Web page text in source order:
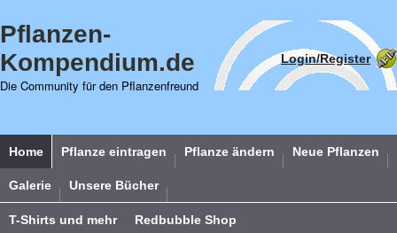
Login/Register
Pflanzen-
Kompendium.de
Die Community für den Pflanzenfreund
Home Pflanze eintragen Pflanze ändern Neue Pflanzen
Galerie Unsere Bücher
T-Shirts und mehr Redbubble Shop